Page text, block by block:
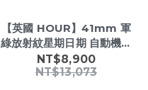
【英國 HOUR】41mm 軍
綠放射紋星期日期 自動機械
錶 904L精鋼 男錶
NT$8,900
NT$13,073